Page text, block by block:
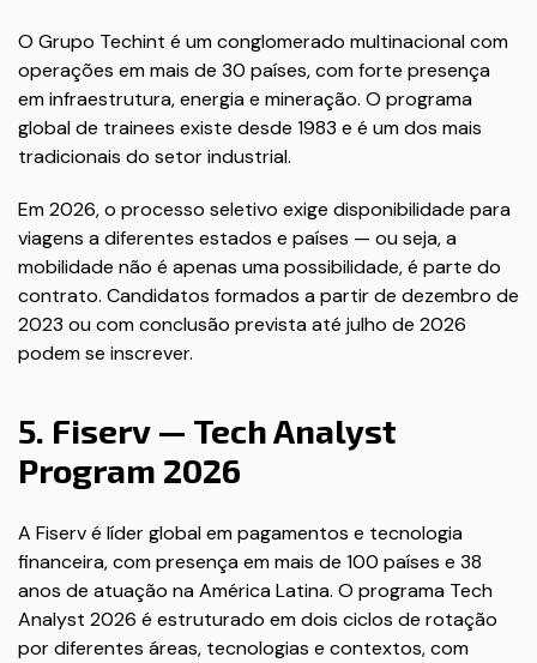
O Grupo Techint é um conglomerado multinacional com
operações em mais de 30 países, com forte presença
em infraestrutura, energia e mineração. O programa
global de trainees existe desde 1983 e é um dos mais
tradicionais do setor industrial.
Em 2026, o processo seletivo exige disponibilidade para
viagens a diferentes estados e países — ou seja, a
mobilidade não é apenas uma possibilidade, é parte do
contrato. Candidatos formados a partir de dezembro de
2023 ou com conclusão prevista até julho de 2026
podem se inscrever.
5. Fiserv — Tech Analyst
Program 2026
A Fiserv é líder global em pagamentos e tecnologia
financeira, com presença em mais de 100 países e 38
anos de atuação na América Latina. O programa Tech
Analyst 2026 é estruturado em dois ciclos de rotação
por diferentes áreas, tecnologias e contextos, com